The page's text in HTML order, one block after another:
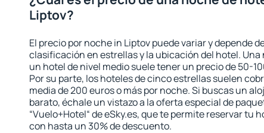
Liptov?
El precio por noche in Liptov puede variar y depende
clasificación en estrellas y la ubicación del hotel. Una
un hotel de nivel medio suele tener un precio de 50-
Por su parte, los hoteles de cinco estrellas suelen
media de 200 euros o más por noche. Si buscas un
barato, échale un vistazo a la oferta especial de
“Vuelo+Hotel“ de eSky.es, que te permite reservar tu
con hasta un 30% de descuento.